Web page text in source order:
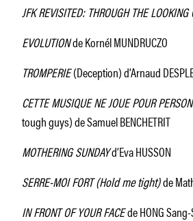
JFK REVISITED: THROUGH THE LOOKING
EVOLUTIONde Kornél MUNDRUCZO
TROMPERIE(Deception) d’Arnaud
CETTE MUSIQUE NE JOUE POUR
tough guys) de Samuel BENCHETRIT
MOTHERING SUNDAYd’Eva HUSSON
SERRE-MOI FORT (Hold me tight)de
IN FRONT OF YOUR FACEde HONG